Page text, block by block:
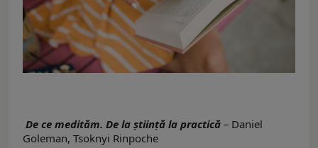
De ce medităm. De la știință la practică – Daniel
Goleman, Tsoknyi Rinpoche